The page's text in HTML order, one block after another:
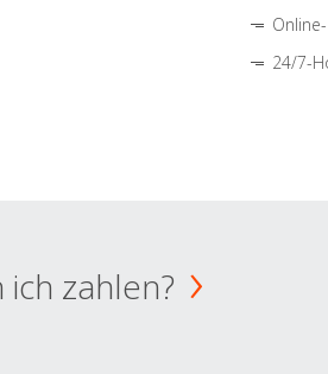
24/7-
ich zahlen?